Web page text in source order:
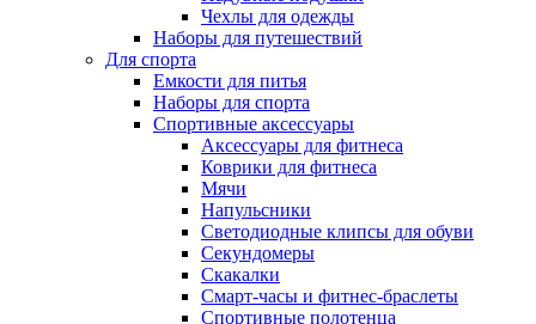
Чехлы для одежды
Наборы для путешествий
Для спорта
Емкости для питья
Наборы для спорта
Спортивные аксессуары
Аксессуары для фитнеса
Коврики для фитнеса
Мячи
Напульсники
Светодиодные клипсы для обуви
Секундомеры
Скакалки
Смарт-часы и фитнес-браслеты
Спортивные полотенца